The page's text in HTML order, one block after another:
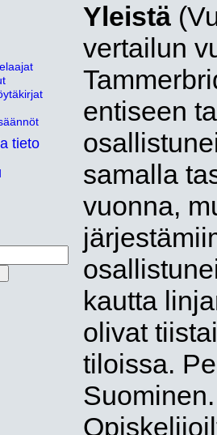
tieto
Yleistä
vertailun
entiseen
samalla
vuonna,
kautta
olivat
tiloissa.